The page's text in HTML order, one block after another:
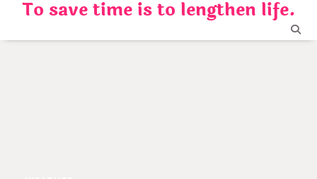
content
To save time is to lengthen life.